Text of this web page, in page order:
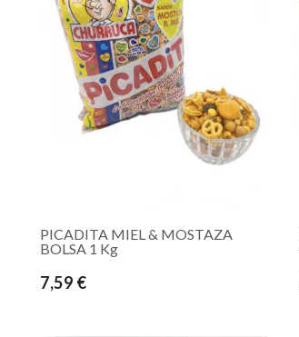
PICADITA MIEL & MOSTAZA
BOLSA 1 Kg
7,59 €